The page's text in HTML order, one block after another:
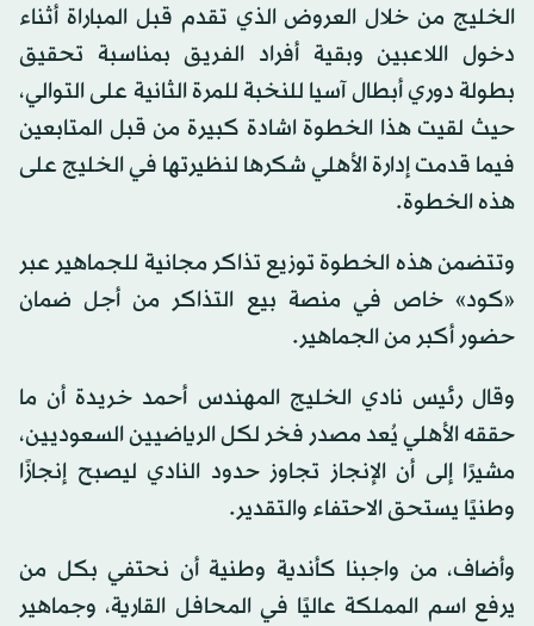
الخليج من خلال العروض الذي تقدم قبل المباراة أثناء
دخول اللاعبين وبقية أفراد الفريق بمناسبة تحقيق
بطولة دوري أبطال آسيا للنخبة للمرة الثانية على التوالي،
حيث لقيت هذا الخطوة اشادة كبيرة من قبل المتابعين
فيما قدمت إدارة الأهلي شكرها لنظيرتها في الخليج على
هذه الخطوة.
وتتضمن هذه الخطوة توزيع تذاكر مجانية للجماهير عبر
«كود» خاص في منصة بيع التذاكر من أجل ضمان
حضور أكبر من الجماهير.
وقال رئيس نادي الخليج المهندس أحمد خريدة أن ما
حققه الأهلي يُعد مصدر فخر لكل الرياضيين السعوديين،
مشيرًا إلى أن الإنجاز تجاوز حدود النادي ليصبح إنجازًا
وطنيًا يستحق الاحتفاء والتقدير.
وأضاف، من واجبنا كأندية وطنية أن نحتفي بكل من
يرفع اسم المملكة عاليًا في المحافل القارية، وجماهير